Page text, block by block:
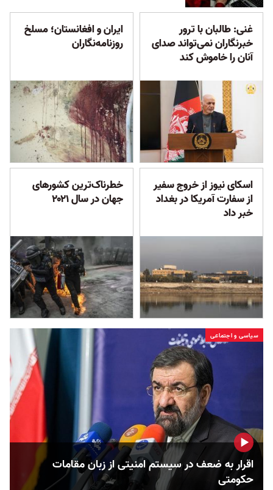
غنی: طالبان با ترور
خبرنگاران نمی‌تواند صدای
آنان را خاموش کند
ایران و افغانستان؛ مسلخ
روزنامه‌نگاران
اسکای نیوز از خروج سفیر
از سفارت آمریکا در بغداد
خبر داد
خطرناک‌ترین کشورهای
جهان در سال ۲۰۲۱
سیاسی و اجتماعی
اقرار به ضعف در سیستم امنیتی از زبان مقامات
حکومتی